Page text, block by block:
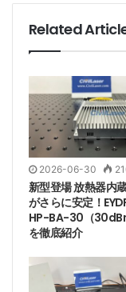
YDFAの中核はイ
部ポンプレーザ
がファイバーに
オンを基底状態
す。信号光がイ
高エネルギーイ
し、基底状態に
Related
2026-06-30
新型登場 放熱器内
がさらに安定！
HP-BA-30（
を徹底紹介